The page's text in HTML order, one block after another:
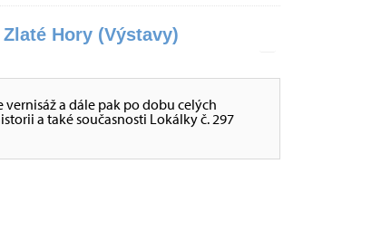
Hory (Výstavy)
vernisáž a dále pak po dobu celých
a také současnosti Lokálky č. 297